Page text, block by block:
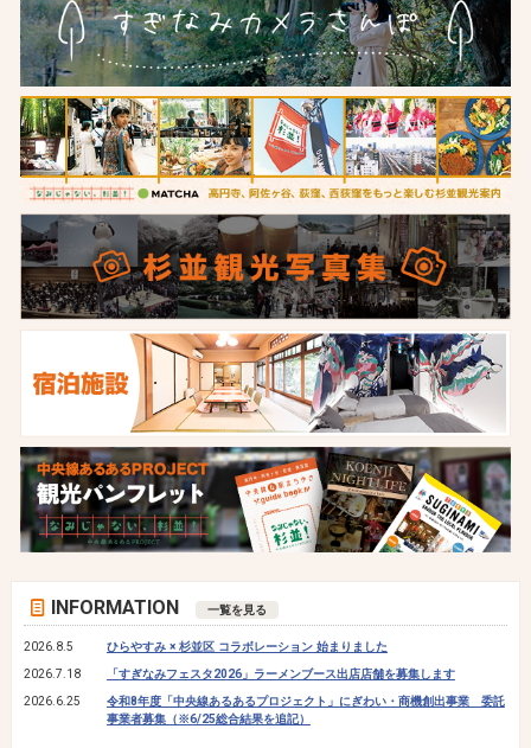
INFORMATION 一覧を見る
2026.8.5
ひらやすみ × 杉並区 コラボレーション 始まりました
2026.7.18
「すぎなみフェスタ2026」ラーメンブース出店店舗を募集します
2026.6.25
令和8年度「中央線あるあるプロジェクト」にぎわい・商機創出事業 委託
事業者募集（※6/25総合結果を追記）